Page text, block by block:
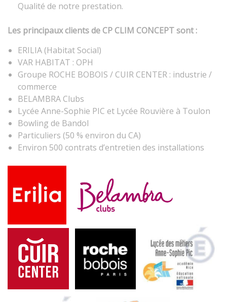
Qualité de notre prestation.
Les principaux clients de CP CLIM CONCEPT sont :
ERILIA (Habitat Social)
VAR HABITAT : OPH
Groupe ROCHE BOBOIS / CUIR CENTER : industrie /
commerce
BELAMBRA Clubs
Lycée Anne-Sophie PIC et Lycée Rouvière à Toulon
Bowling de Bandol
Particuliers (50 % environ du CA)
Environ 500 contrats d’entretien des installations